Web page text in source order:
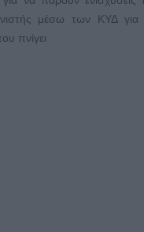
μέσω των ΚΥΔ για
πνίγει